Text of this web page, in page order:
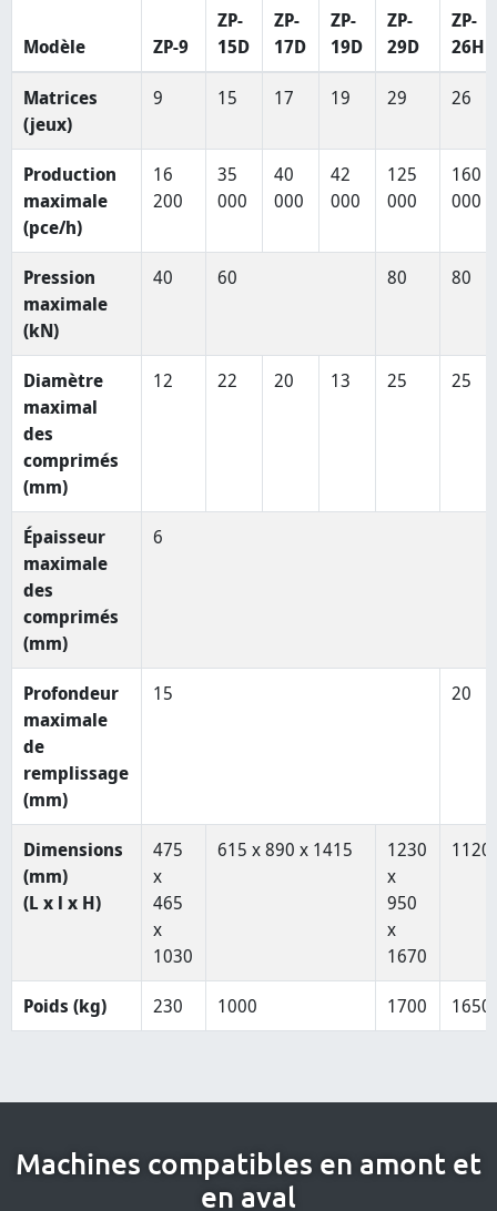
Modèle ZP-9
ZP-
15D
ZP-
17D
ZP-
19D
ZP-
29D
ZP-
26H
Matrices
(jeux)
9 15 17 19 29 26
Production
maximale
(pce/h)
16
200
35
000
40
000
42
000
125
000
160
000
Pression
maximale
(kN)
40 60 80 80
Diamètre
maximal
des
comprimés
(mm)
12 22 20 13 25 25
Épaisseur
maximale
des
comprimés
(mm)
6
Profondeur
maximale
de
remplissage
(mm)
15 20
Dimensions
(mm)
(L x l x H)
475
x
465
x
1030
615 x 890 x 1415
1230
x
950
x
1670
1120
Poids (kg) 230 1000 1700 1650
Machines compatibles en amont et
en aval